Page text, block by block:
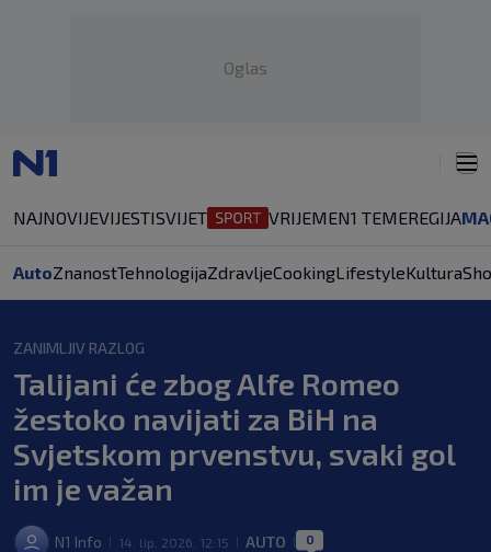
Oglas
NAJNOVIJEVIJESTISVIJET VRIJEMEN1 TEMEREGIJA
AutoZnanostTehnologijaZdravljeCookingLifestyleKultura
ZANIMLJIV RAZLOG
Talijani će zbog Alfe Romeo
žestoko navijati za BiH na
Svjetskom prvenstvu, svaki gol
im je važan
N1 Info 14. lip. 2026. 12:15 AUTO 0